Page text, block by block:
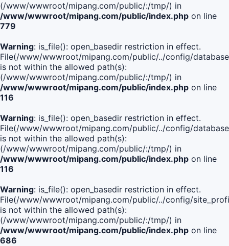
(/www/wwwroot/mipang.com/public/:/tmp/) in
/www/wwwroot/mipang.com/public/index.php on line
779
Warning: is_file(): open_basedir restriction in effect.
File(/www/wwwroot/mipang.com/public/../config/
is not within the allowed path(s):
(/www/wwwroot/mipang.com/public/:/tmp/) in
/www/wwwroot/mipang.com/public/index.php on line
116
Warning: is_file(): open_basedir restriction in effect.
File(/www/wwwroot/mipang.com/public/../config/
is not within the allowed path(s):
(/www/wwwroot/mipang.com/public/:/tmp/) in
/www/wwwroot/mipang.com/public/index.php on line
116
Warning: is_file(): open_basedir restriction in effect.
File(/www/wwwroot/mipang.com/public/../config/
is not within the allowed path(s):
(/www/wwwroot/mipang.com/public/:/tmp/) in
/www/wwwroot/mipang.com/public/index.php on line
686